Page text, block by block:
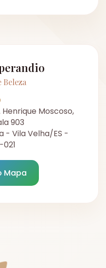
Beleza
Moscoso,
903
- Vila Velha/ES -
021
Mapa